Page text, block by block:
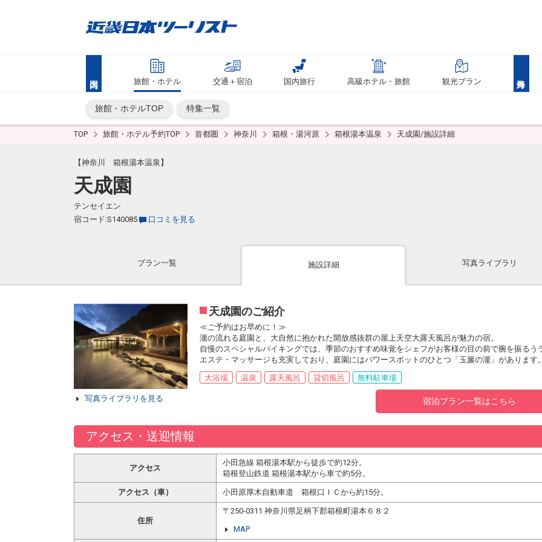
旅館・ホテル 交通＋宿泊 国内旅行 高級ホテル・旅館 観光プラン
旅館・ホテルTOP 特集一覧
TOP 旅館・ホテル予約TOP 首都圏 神奈川 箱根・湯河原 箱根湯本温泉 天成園/施設詳細
【神奈川 箱根湯本温泉】
天成園
テンセイエン
宿コード:S140085
口コミを見る
プラン一覧 施設詳細 写真ライブラリ
写真ライブラリを見る
天成園のご紹介
≪ご予約はお早めに！≫
瀧の流れる庭園と、大自然に抱かれた開放感抜群の屋上天空大露天風呂が魅力の宿。
自慢のスペシャルバイキングでは、季節のおすすめ味覚をシェフがお客様の目の前で腕を振るう
エステ・マッサージも充実しており、庭園にはパワースポットのひとつ「玉簾の瀧」があります。
大浴場
温泉 露天風呂 貸切風呂 無料駐車場
宿泊プラン一覧はこちら
アクセス・送迎情報
アクセス
小田急線 箱根湯本駅から徒歩で約12分。
箱根登山鉄道 箱根湯本駅から車で約5分。
アクセス（車） 小田原厚木自動車道 箱根口ＩＣから約15分。
住所
〒250-0311 神奈川県足柄下郡箱根町湯本６８２
MAP